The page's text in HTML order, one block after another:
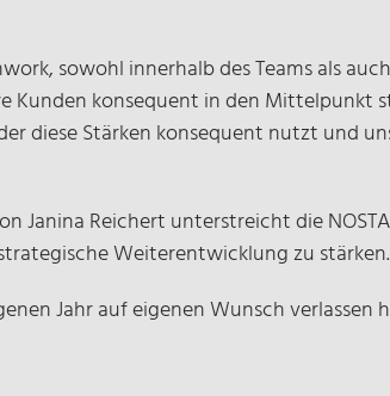
sowohl innerhalb des Teams als
Kunden konsequent in den Mittelpunkt
diese Stärken konsequent nutzt und
Reichert unterstreicht die
Weiterentwicklung zu stärken.
Jahr auf eigenen Wunsch verlassen